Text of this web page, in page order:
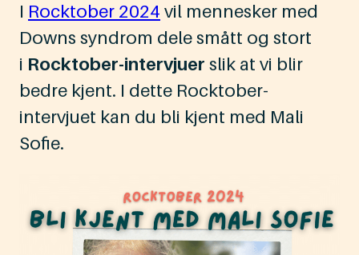
I Rocktober 2024 vil mennesker med
Downs syndrom dele smått og stort
i Rocktober-intervjuer slik at vi blir
bedre kjent. I dette Rocktober-
intervjuet kan du bli kjent med Mali
Sofie.